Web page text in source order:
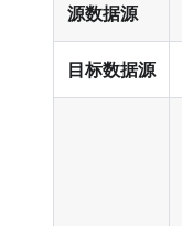
源数据源
目标数据源